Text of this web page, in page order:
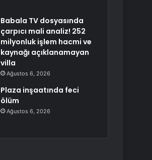
Babala TV dosyasında
çarpıcı mali analiz! 252
milyonluk işlem hacmi ve
kaynağı açıklanamayan
villa
Ağustos 6, 2026
Plaza inşaatında feci
ölüm
Ağustos 6, 2026